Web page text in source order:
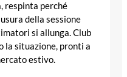
respinta perché
della sessione
si allunga. Club
la situazione, pronti a
estivo.